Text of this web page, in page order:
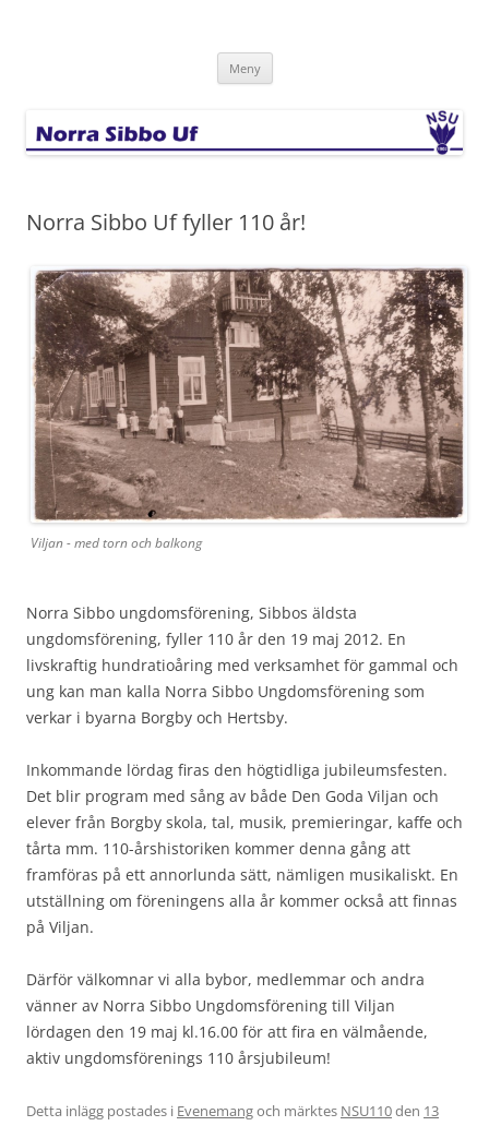
Meny
Norra Sibbo Uf fyller 110 år!
Viljan - med torn och balkong
Norra Sibbo ungdomsförening, Sibbos äldsta
ungdomsförening, fyller 110 år den 19 maj 2012. En
livskraftig hundratioåring med verksamhet för gammal och
ung kan man kalla Norra Sibbo Ungdomsförening som
verkar i byarna Borgby och Hertsby.
Inkommande lördag firas den högtidliga jubileumsfesten.
Det blir program med sång av både Den Goda Viljan och
elever från Borgby skola, tal, musik, premieringar, kaffe och
tårta mm. 110-årshistoriken kommer denna gång att
framföras på ett annorlunda sätt, nämligen musikaliskt. En
utställning om föreningens alla år kommer också att finnas
på Viljan.
Därför välkomnar vi alla bybor, medlemmar och andra
vänner av Norra Sibbo Ungdomsförening till Viljan
lördagen den 19 maj kl.16.00 för att fira en välmående,
aktiv ungdomsförenings 110 årsjubileum!
Detta inlägg postades i Evenemangoch märktes NSU110den 13